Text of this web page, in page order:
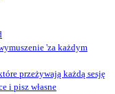
'za każdym
przeżywają każdą sesję
i pisz własne